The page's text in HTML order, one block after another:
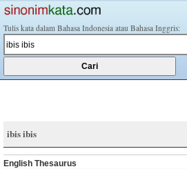
Tulis kata dalam Bahasa Indonesia atau Bahasa Inggris:
ibis ibis
English Thesaurus